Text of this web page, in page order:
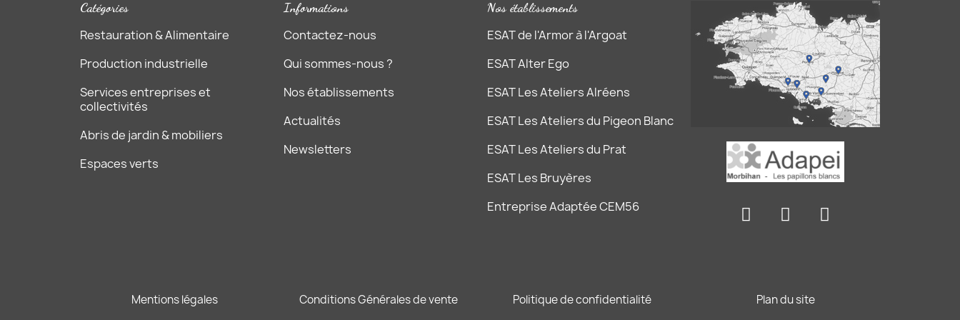
Catégories
Restauration & Alimentaire
Production industrielle
Services entreprises et
collectivités
Abris de jardin & mobiliers
Espaces verts
Informations
Contactez-nous
Qui sommes-nous ?
Nos établissements
Actualités
Newsletters
Nos établissements
ESAT de l'Armor à l'Argoat
ESAT Alter Ego
ESAT Les Ateliers Alréens
ESAT Les Ateliers du Pigeon Blanc
ESAT Les Ateliers du Prat
ESAT Les Bruyères
Entreprise Adaptée CEM56
Mentions légales Conditions Générales de vente Politique de confidentialité Plan du site